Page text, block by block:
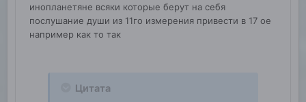
инопланетяне всяки которые берут на себя
послушание души из 11го измерения привести в 17 ое
например как то так
Цитата